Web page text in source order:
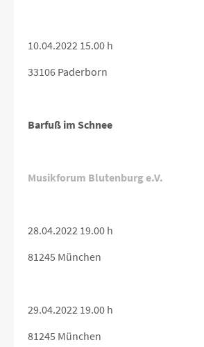
10.04.2022 15.00 h
33106 Paderborn
Barfuß im Schnee
Musikforum Blutenburg e.V.
28.04.2022 19.00 h
81245 München
29.04.2022 19.00 h
81245 München